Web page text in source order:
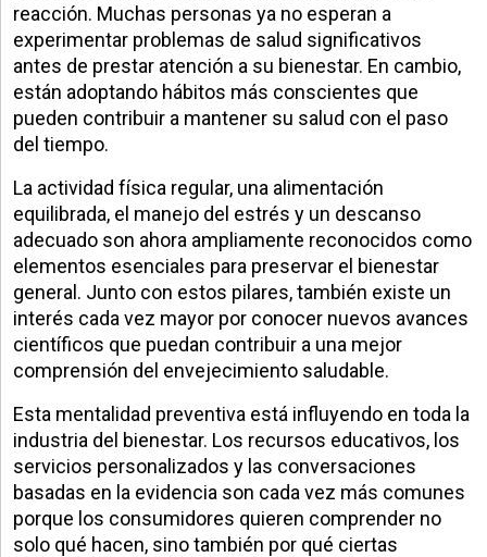
reacción. Muchas personas ya no esperan a
experimentar problemas de salud significativos
antes de prestar atención a su bienestar. En cambio,
están adoptando hábitos más conscientes que
pueden contribuir a mantener su salud con el paso
del tiempo.
La actividad física regular, una alimentación
equilibrada, el manejo del estrés y un descanso
adecuado son ahora ampliamente reconocidos como
elementos esenciales para preservar el bienestar
general. Junto con estos pilares, también existe un
interés cada vez mayor por conocer nuevos avances
científicos que puedan contribuir a una mejor
comprensión del envejecimiento saludable.
Esta mentalidad preventiva está influyendo en toda la
industria del bienestar. Los recursos educativos, los
servicios personalizados y las conversaciones
basadas en la evidencia son cada vez más comunes
porque los consumidores quieren comprender no
solo qué hacen, sino también por qué ciertas